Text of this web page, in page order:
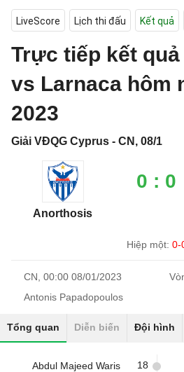
LiveScore Lịch thi đấu Kết quả
Trực tiếp kết
vs Larnaca hôm
2023
Giải VĐQG Cyprus - CN, 08/1
Anorthosis
0 : 0
Hiệp một: 0-
CN, 00:00 08/01/2023
Antonis Papadopoulos
Tổng quan Diễn biến Đội hình
Abdul Majeed Waris 18